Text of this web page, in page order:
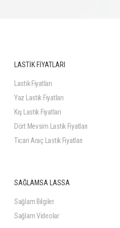
LASTİK FİYATLARI
Lastik Fiyatları
Yaz Lastik Fiyatları
Kış Lastik Fiyatları
Dört Mevsim Lastik Fiyatları
Ticari Araç Lastik Fiyatları
SAĞLAMSA LASSA
Sağlam Bilgiler
Sağlam Videolar